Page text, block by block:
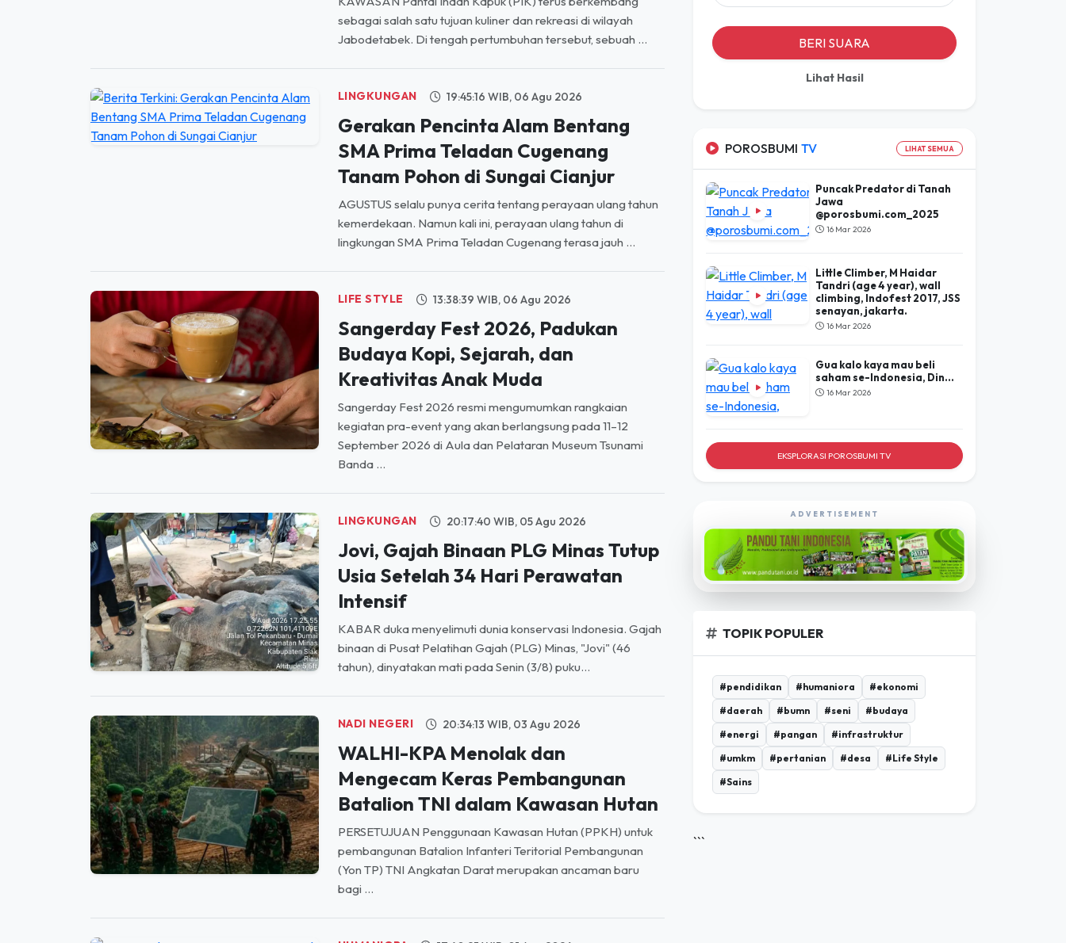
Jabodetabek. Di tengah pertumbuhan tersebut, sebuah ...
LINGKUNGAN 19:45:16 WIB, 06 Agu 2026
Gerakan Pencinta Alam Bentang
SMA Prima Teladan Cugenang
Tanam Pohon di Sungai Cianjur
AGUSTUS selalu punya cerita tentang perayaan ulang tahun
lingkungan SMA Prima Teladan Cugenang terasa jauh ...
LIFE STYLE 13:38:39 WIB, 06 Agu 2026
Sangerday Fest 2026, Padukan
Budaya Kopi, Sejarah, dan
Kreativitas Anak Muda
Sangerday Fest 2026 resmi mengumumkan rangkaian
September 2026 di Aula dan Pelataran Museum Tsunami
Banda ...
LINGKUNGAN 20:17:40 WIB, 05 Agu 2026
Jovi, Gajah Binaan PLG Minas Tutup
Usia Setelah 34 Hari Perawatan
Intensif
KABAR duka menyelimuti dunia konservasi Indonesia. Gajah
tahun), dinyatakan mati pada Senin (3/8) puku...
NADI NEGERI 20:34:13 WIB, 03 Agu 2026
WALHI-KPA Menolak dan
Mengecam Keras Pembangunan
Batalion TNI dalam Kawasan Hutan
PERSETUJUAN Penggunaan Kawasan Hutan (PPKH) untuk
(Yon TP) TNI Angkatan Darat merupakan ancaman baru
bagi ...
HUMANIORA 17:40:25 WIB, 01 Agu 2026
BERI SUARA
Lihat Hasil
POROSBUMI TV LIHAT SEMUA
Puncak Predator di Tanah
Jawa
@porosbumi.com_2025
16 Mar 2026
Little Climber, M Haidar
Tandri (age 4 year), wall
climbing, Indofest 2017, JSS
senayan, jakarta.
16 Mar 2026
Gua kalo kaya mau beli
saham se-Indonesia, Din...
16 Mar 2026
EKSPLORASI POROSBUMI TV
ADVERTISEMENT
TOPIK POPULER
#pendidikan #humaniora
#ekonomi
#daerah
#bumn #seni
#budaya
#energi
#pangan
#infrastruktur
#umkm
#pertanian #desa
#Life Style
#Sains
```